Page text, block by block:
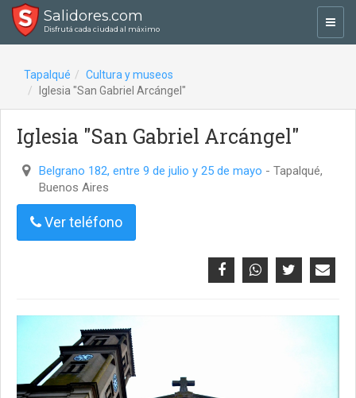
Salidores.com
Disfrutá cada ciudad al máximo
Tapalqué
Cultura y museos
Iglesia "San Gabriel Arcángel"
Iglesia "San Gabriel Arcángel"
Belgrano 182, entre 9 de julio y 25 de mayo - Tapalqué,
Buenos Aires
Ver teléfono